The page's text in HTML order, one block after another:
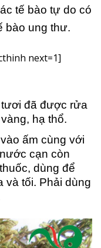
tế bào tự do có
bào ung thư.
next=1]
đã được rửa
hạ thổ.
ấm cùng với
cạn còn
dùng để
và tối. Phải dùng